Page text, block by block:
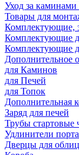
Уход за
Товары для
Комплектующие,
Комплектующие
Комплектующие
Дополнительное
для Каминов
для Печей
для Топок
Дополнительная
Заряд для печей
Трубы стартовые
Удлинители
Дверцы для